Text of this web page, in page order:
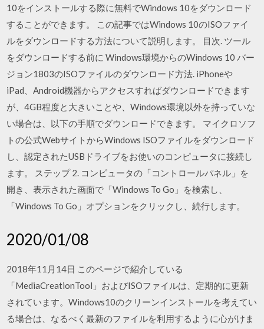
10をインストールする際に無料でWindows 10をダウンロード
することができます。 この記事ではWindows 10のISOファイ
ルをダウンロードする方法について説明します。 目次. ツール
をダウンロードする前に Windows環境からのWindows 10 バー
ジョン1803のISOファイルのダウンロード方法. iPhoneや
iPad、Android機器からアクセスすればダウンロードできます
が、4GB程度と大きいことや、Windows環境以外を持っていな
い場合は、以下の手順でダウンロードできます。 マイクロソフ
トの公式WebサイトからWindows ISOファイルをダウンロード
し、認定されたUSBドライブをお使いのコンピュータに接続し
ます。 ステップ 2. コンピュータの「コントロールパネル」を
開き、表示された画面で「Windows To Go」を検索し、
「Windows To Go」オプションをクリックし、続行します。
2020/01/08
2018年11月14日 このページで紹介している
「MediaCreationTool」およびISOファイルは、定期的に更新
されています。Windows10のクリーンインストールを考えてい
る場合は、なるべく最新のファイルを利用するように心がけま